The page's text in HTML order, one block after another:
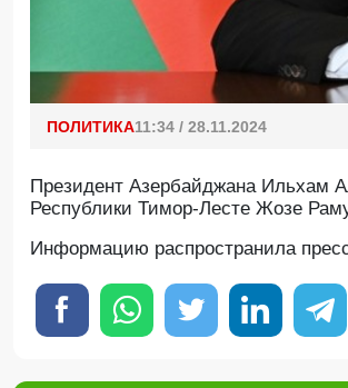
ПОЛИТИКА11:34 / 28.11.2024
Президент Азербайджана Ильхам
Республики Тимор-Лесте Жозе
Информацию распространила